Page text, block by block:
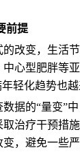
前提
的改变，生活
心型肥胖等
轻化趋势也越
据的“量变”
治疗干预措
，避免一些严